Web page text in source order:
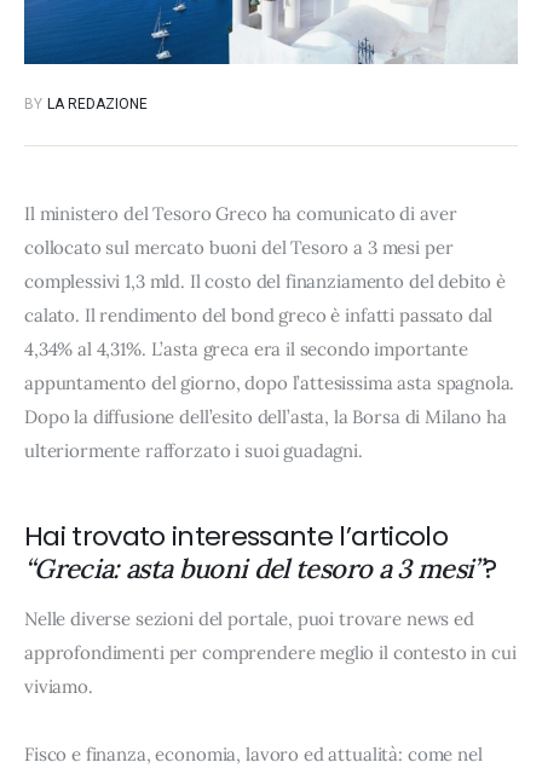
BY LA REDAZIONE
Il ministero del Tesoro Greco ha comunicato di aver
collocato sul mercato buoni del Tesoro a 3 mesi per
complessivi 1,3 mld. Il costo del finanziamento del debito è
calato. Il rendimento del bond greco è infatti passato dal
4,34% al 4,31%. L’asta greca era il secondo importante
appuntamento del giorno, dopo l’attesissima asta spagnola.
Dopo la diffusione dell’esito dell’asta, la Borsa di Milano ha
ulteriormente rafforzato i suoi guadagni.
Hai trovato interessante l’articolo
“Grecia: asta buoni del tesoro a 3 mesi”?
Nelle diverse sezioni del portale, puoi trovare news ed
approfondimenti per comprendere meglio il contesto in cui
viviamo.
Fisco e finanza, economia, lavoro ed attualità: come nel